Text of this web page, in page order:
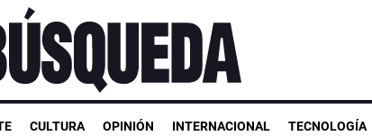
CULTURA OPINIÓN INTERNACIONAL TECNOLOGÍA